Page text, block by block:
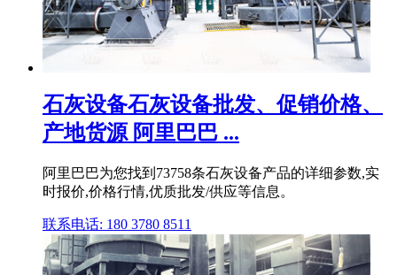
石灰设备石灰设备批发、促销价格、
产地货源 阿里巴巴 ...
阿里巴巴为您找到73758条石灰设备产品的详细参数,实
时报价,价格行情,优质批发/供应等信息。
联系电话: 180 3780 8511